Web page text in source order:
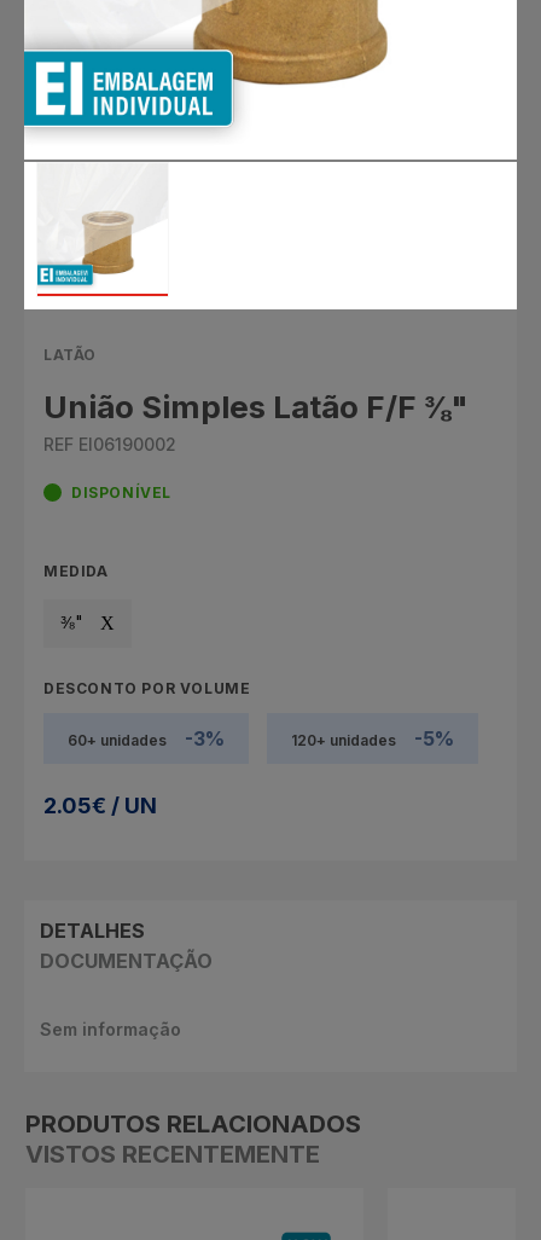
LATÃO
União Simples Latão F/F ⅜"
REF EI06190002
DISPONÍVEL
MEDIDA
⅜"
DESCONTO POR VOLUME
60+ unidades -3% 120+ unidades -5%
2.05€ / UN
DETALHES
DOCUMENTAÇÃO
Sem informação
PRODUTOS RELACIONADOS
VISTOS RECENTEMENTE